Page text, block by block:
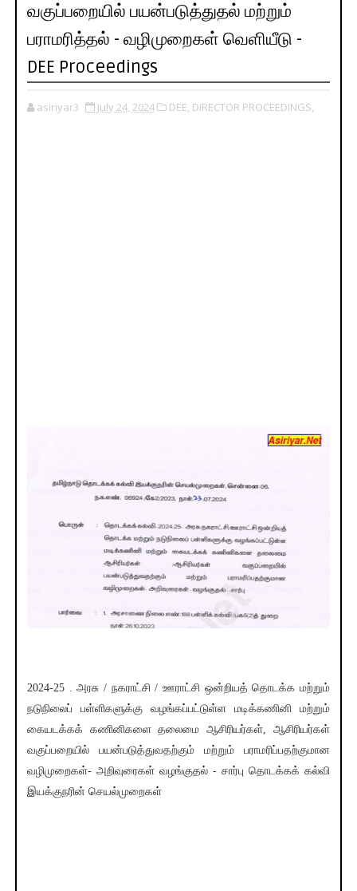
வகுப்பறையில் பயன்படுத்துதல் மற்றும்
பராமரித்தல் - வழிமுறைகள் வெளியீடு -
DEE Proceedings
asiriyar3 July 24, 2024 DEE, DIRECTOR PROCEEDINGS,
2024-25 . அரசு / நகராட்சி / ஊராட்சி ஒன்றியத் தொடக்க மற்றும்
நடுநிலைப் பள்ளிகளுக்கு வழங்கப்பட்டுள்ள மடிக்கணினி மற்றும்
கையடக்கக் கணினிகளை தலைமை ஆசிரியர்கள், ஆசிரியர்கள்
வகுப்பறையில் பயன்படுத்துவதற்கும் மற்றும் பராமரிப்பதற்குமான
வழிமுறைகள்- அறிவுரைகள் வழங்குதல் - சார்பு தொடக்கக் கல்வி
இயக்குநரின் செயல்முறைகள்